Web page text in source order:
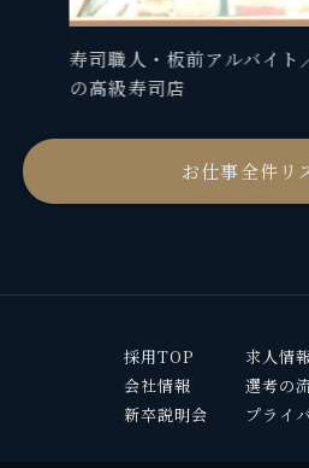
寿司職人・板前アルバイト
の高級寿司店
お仕事全件リ
採用TOP
求人情
会社情報
選考の
新卒説明会
プライ